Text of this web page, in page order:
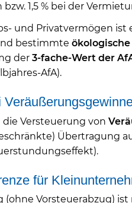
1,5 % bei der
und Privatvermögen ist
bestimmte
der 3-fache-Wert der
AfA).
die Versteuerung von
Übertragung
für
(ohne Vorsteuerabzug)